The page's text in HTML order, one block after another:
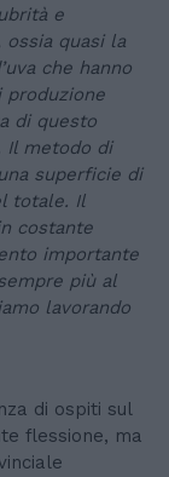
e
quasi la
che hanno
produzione
di questo
Il metodo di
superficie di
totale. Il
costante
importante
più al
lavorando
di ospiti sul
flessione, ma